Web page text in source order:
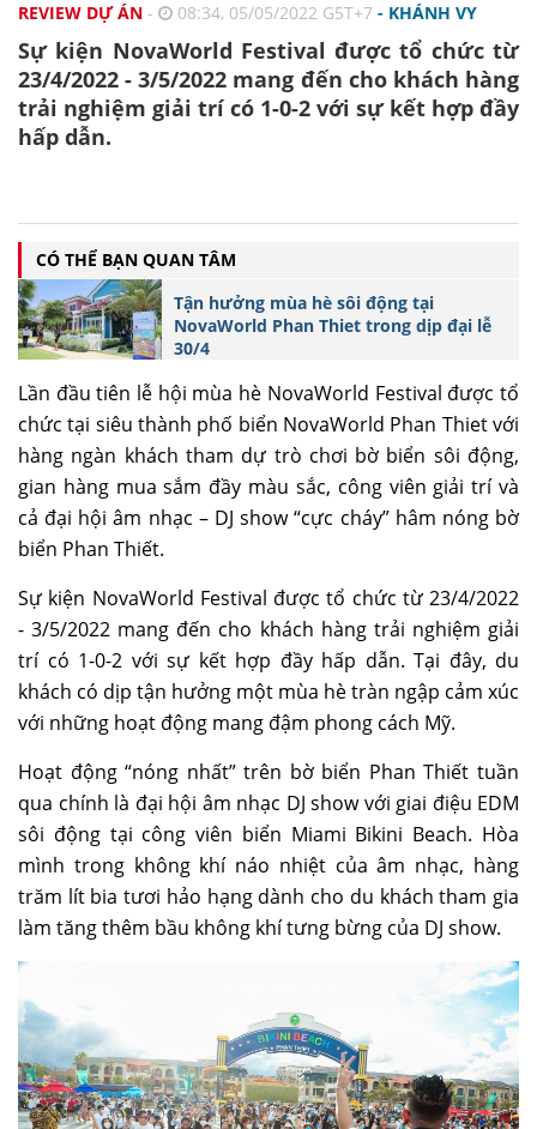
REVIEW DỰ ÁN - 08:34, 05/05/2022 G5T+7 - KHÁNH VY
Sự kiện NovaWorld Festival được tổ chức từ
23/4/2022 - 3/5/2022 mang đến cho khách hàng
trải nghiệm giải trí có 1-0-2 với sự kết hợp đầy
hấp dẫn.
CÓ THỂ BẠN QUAN TÂM
Tận hưởng mùa hè sôi động tại
NovaWorld Phan Thiet trong dịp đại lễ
30/4
Lần đầu tiên lễ hội mùa hè NovaWorld Festival được tổ
chức tại siêu thành phố biển NovaWorld Phan Thiet với
hàng ngàn khách tham dự trò chơi bờ biển sôi động,
gian hàng mua sắm đầy màu sắc, công viên giải trí và
cả đại hội âm nhạc – DJ show “cực cháy” hâm nóng bờ
biển Phan Thiết.
Sự kiện NovaWorld Festival được tổ chức từ 23/4/2022
- 3/5/2022 mang đến cho khách hàng trải nghiệm giải
trí có 1-0-2 với sự kết hợp đầy hấp dẫn. Tại đây, du
khách có dịp tận hưởng một mùa hè tràn ngập cảm xúc
với những hoạt động mang đậm phong cách Mỹ.
Hoạt động “nóng nhất” trên bờ biển Phan Thiết tuần
qua chính là đại hội âm nhạc DJ show với giai điệu EDM
sôi động tại công viên biển Miami Bikini Beach. Hòa
mình trong không khí náo nhiệt của âm nhạc, hàng
trăm lít bia tươi hảo hạng dành cho du khách tham gia
làm tăng thêm bầu không khí tưng bừng của DJ show.